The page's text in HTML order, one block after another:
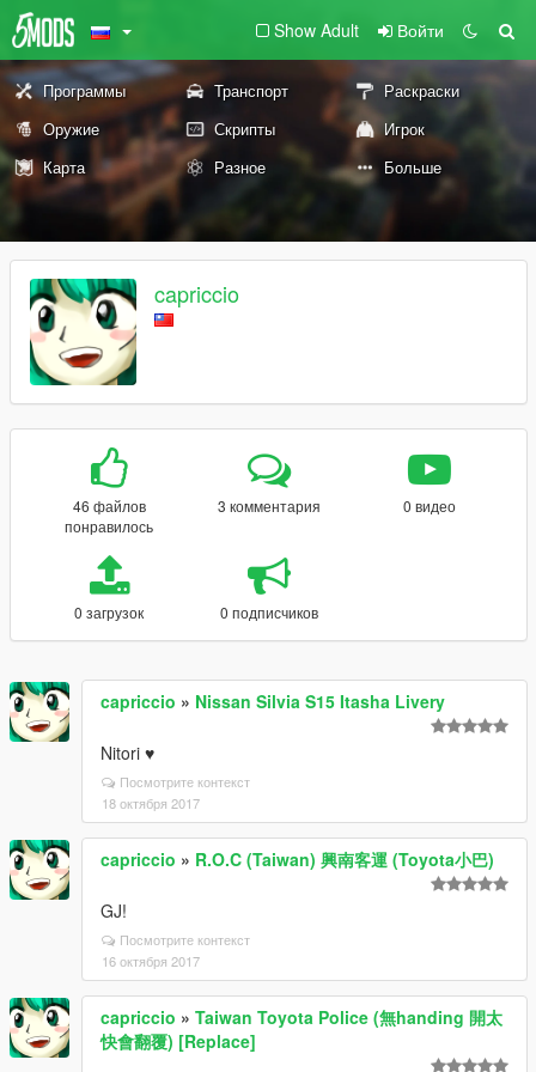
Show Adult Войти
Программы Транспорт
Раскраски
Оружие
Скрипты
Игрок
Карта
Разное Больше
capriccio
46 файлов
понравилось
3 комментария 0 видео
0 загрузок 0 подписчиков
capriccio » Nissan Silvia S15 Itasha Livery
Nitori ♥
Посмотрите контекст
18 октября 2017
capriccio » R.O.C (Taiwan) 興南客運 (Toyota小巴)
GJ!
Посмотрите контекст
16 октября 2017
capriccio » Taiwan Toyota Police (無handing 開太
快會翻覆) [Replace]